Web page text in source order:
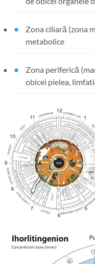
Zona ciliară (zona
metabolice
Zona periferică
obicei pielea,